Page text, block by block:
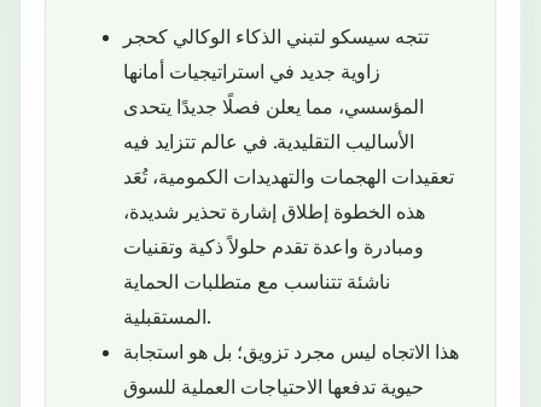
تتجه سيسكو لتبني الذكاء الوكالي كحجر
زاوية جديد في استراتيجيات أمانها
المؤسسي، مما يعلن فصلًا جديدًا يتحدى
الأساليب التقليدية. في عالم تتزايد فيه
تعقيدات الهجمات والتهديدات الكمومية، تُعَد
هذه الخطوة إطلاق إشارة تحذير شديدة،
ومبادرة واعدة تقدم حلولاً ذكية وتقنيات
ناشئة تتناسب مع متطلبات الحماية
المستقبلية.
هذا الاتجاه ليس مجرد تزويق؛ بل هو استجابة
حيوية تدفعها الاحتياجات العملية للسوق